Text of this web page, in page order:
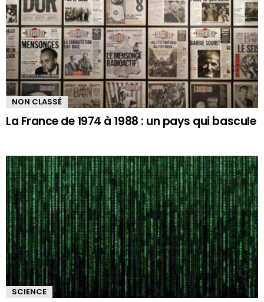
NON CLASSÉ
La France de 1974 à 1988 : un pays qui bascule
SCIENCE